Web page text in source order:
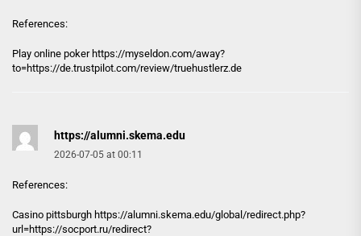
References:
Play online poker https://myseldon.com/away?
to=https://de.trustpilot.com/review/truehustlerz.de
https://alumni.skema.edu
2026-07-05 at 00:11
References:
Casino pittsburgh https://alumni.skema.edu/global/redirect.php?
url=https://socport.ru/redirect?